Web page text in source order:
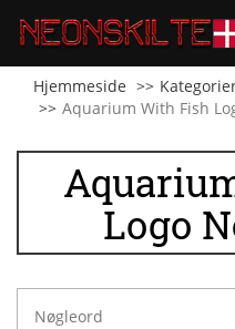
Hjemmeside
Aquarium With Fish
Logo